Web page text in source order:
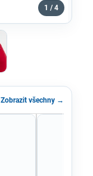
1 / 4
Zobrazit všechny →